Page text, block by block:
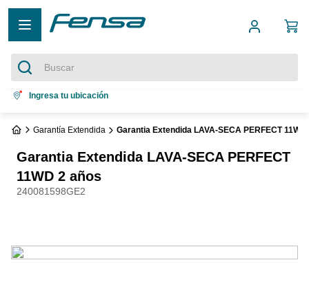
Buscar
Términos más buscados
4. refrigerador no frost
Ingresa tu ubicación
Garantía Extendida Garantia Extendida LAVA-SECA PERFECT
Garantia Extendida LAVA-SECA PERFECT
11WD 2 años
240081598GE2